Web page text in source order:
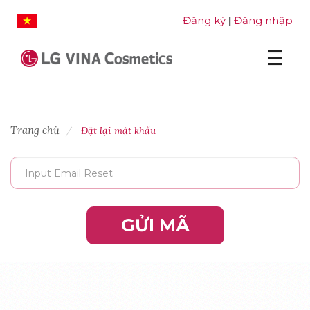
Đăng ký | Đăng nhập
Trang chủ Đặt lại mật khẩu
GỬI MÃ